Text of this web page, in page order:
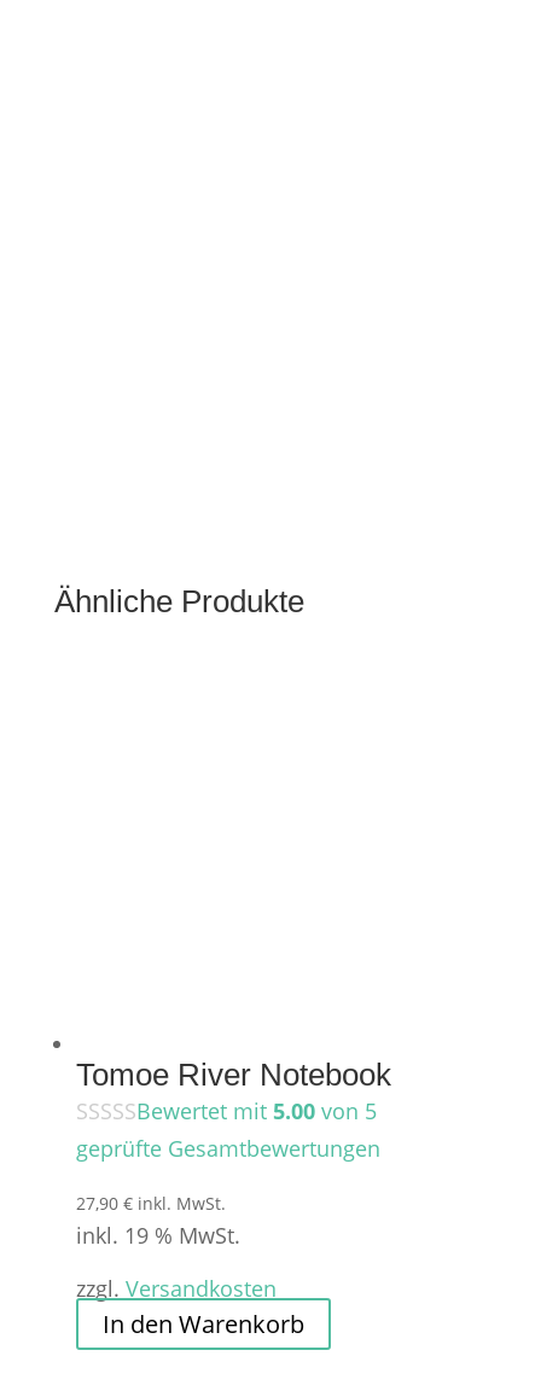
Ähnliche Produkte
Tomoe River Notebook
Bewertet mit 5.00von 5
geprüfte Gesamtbewertungen
27,90 € inkl. MwSt.
inkl. 19 % MwSt.
zzgl. Versandkosten
In den Warenkorb